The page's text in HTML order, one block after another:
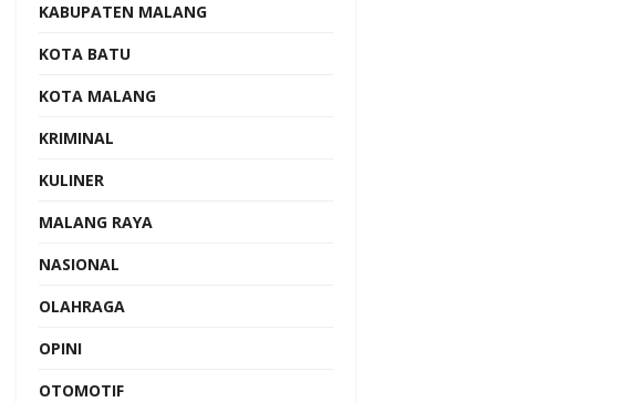
KABUPATEN MALANG
KOTA BATU
KOTA MALANG
KRIMINAL
KULINER
MALANG RAYA
NASIONAL
OLAHRAGA
OPINI
OTOMOTIF